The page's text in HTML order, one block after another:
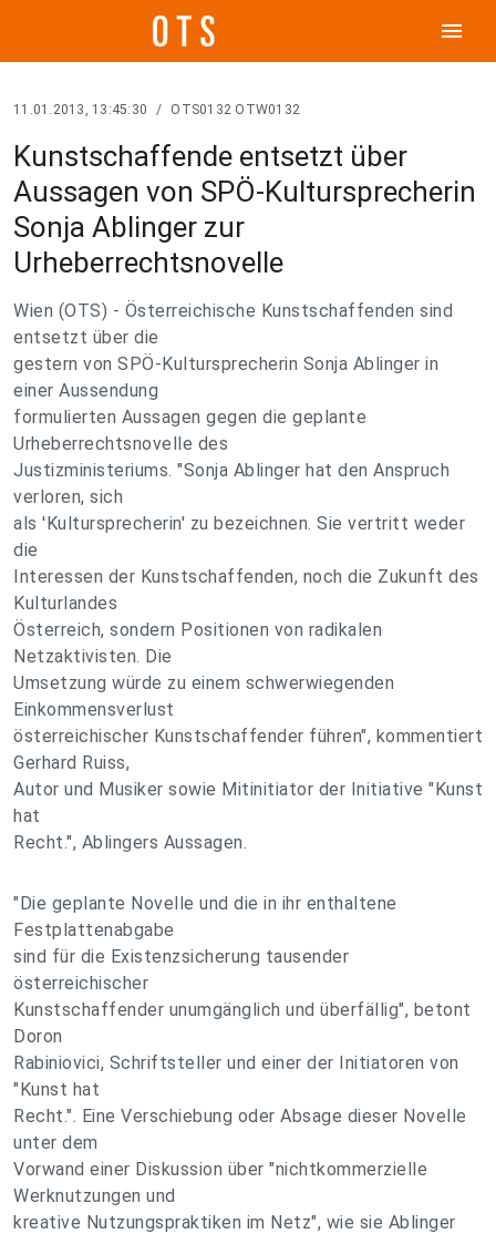
menu
11.01.2013, 13:45:30 / OTS0132 OTW0132
Kunstschaffende entsetzt über
Aussagen von SPÖ-Kultursprecherin
Sonja Ablinger zur
Urheberrechtsnovelle
Wien (OTS) - Österreichische Kunstschaffenden sind
entsetzt über die
gestern von SPÖ-Kultursprecherin Sonja Ablinger in
einer Aussendung
formulierten Aussagen gegen die geplante
Urheberrechtsnovelle des
Justizministeriums. "Sonja Ablinger hat den Anspruch
verloren, sich
als 'Kultursprecherin' zu bezeichnen. Sie vertritt weder
die
Interessen der Kunstschaffenden, noch die Zukunft des
Kulturlandes
Österreich, sondern Positionen von radikalen
Netzaktivisten. Die
Umsetzung würde zu einem schwerwiegenden
Einkommensverlust
österreichischer Kunstschaffender führen", kommentiert
Gerhard Ruiss,
Autor und Musiker sowie Mitinitiator der Initiative "Kunst
hat
Recht.", Ablingers Aussagen.
"Die geplante Novelle und die in ihr enthaltene
Festplattenabgabe
sind für die Existenzsicherung tausender
österreichischer
Kunstschaffender unumgänglich und überfällig", betont
Doron
Rabiniovici, Schriftsteller und einer der Initiatoren von
"Kunst hat
Recht.". Eine Verschiebung oder Absage dieser Novelle
unter dem
Vorwand einer Diskussion über "nichtkommerzielle
Werknutzungen und
kreative Nutzungspraktiken im Netz", wie sie Ablinger